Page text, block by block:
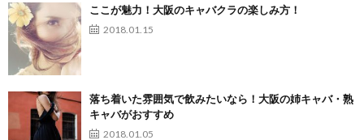
ここが魅力！大阪のキャバクラの楽しみ方！
2018.01.15
落ち着いた雰囲気で飲みたいなら！大阪の姉キャバ・熟
キャバがおすすめ
2018.01.05